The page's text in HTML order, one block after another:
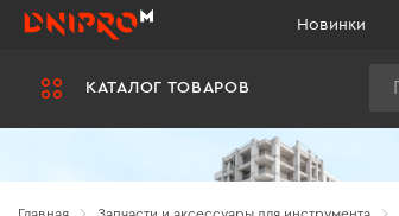
КАТАЛОГ ТОВАРОВ
Новинки